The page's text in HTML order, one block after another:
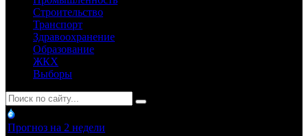
Строительство
Транспорт
Здравоохранение
Образование
ЖКХ
Выборы
Прогноз на 2 недели